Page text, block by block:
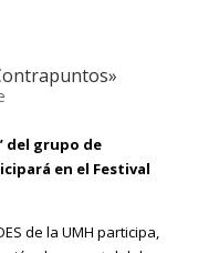
del grupo de
en el Festival
de la UMH participa,